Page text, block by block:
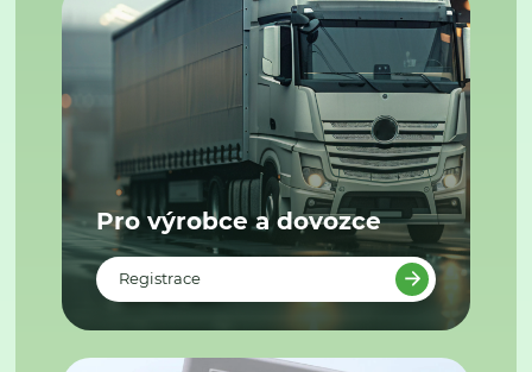
Pro výrobce a dovozce
Registrace